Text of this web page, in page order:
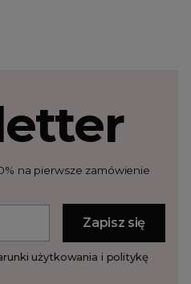
na pierwsze zamówienie
użytkowania i politykę